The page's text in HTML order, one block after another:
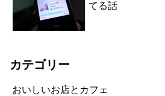
てる話
カテゴリー
おいしいお店とカフェ